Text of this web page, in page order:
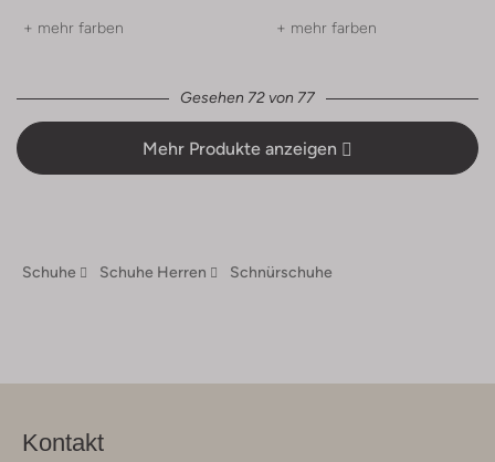
+ mehr farben + mehr farben
Gesehen 72 von 77
Mehr Produkte anzeigen
Schuhe Schuhe Herren Schnürschuhe
Kontakt